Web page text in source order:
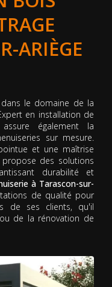
ARIÈGE
le domaine de la
en installation de
également la
sur mesure.
et une maîtrise
propose des solutions
durabilité et
à Tarascon-sur-
de qualité pour
de ses clients, qu'il
de la rénovation de